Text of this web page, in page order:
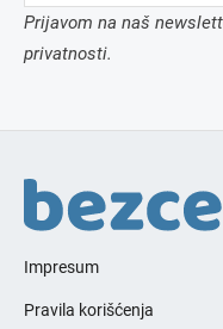
Prijavom na naš
privatnosti.
Impresum
Pravila korišćenja